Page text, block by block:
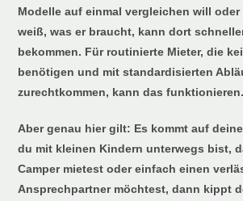
Modelle auf einmal vergleichen will
weiß, was er braucht, kann dort
bekommen. Für routinierte Mieter, die
benötigen und mit standardisierten
zurechtkommen, kann das funktionieren.
Aber genau hier gilt: Es kommt auf
du mit kleinen Kindern unterwegs bist,
Camper mietest oder einfach einen
Ansprechpartner möchtest, dann kippt